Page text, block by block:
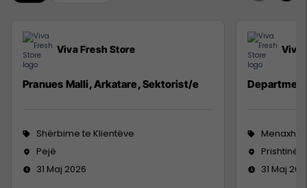
Viva Fresh Store
Pranues Malli, Arkatare, Sektorist/e
Shërbime te Klientëve
Pejë
31 Maj 2026
Viva
Prishtinë
31 Maj